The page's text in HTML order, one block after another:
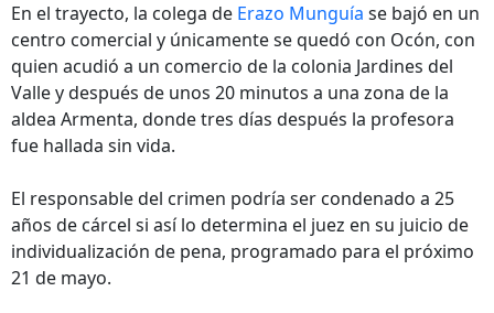
En el trayecto, la colega de Erazo Munguía se bajó en un
centro comercial y únicamente se quedó con Ocón, con
quien acudió a un comercio de la colonia Jardines del
Valle y después de unos 20 minutos a una zona de la
aldea Armenta, donde tres días después la profesora
fue hallada sin vida.
El responsable del crimen podría ser condenado a 25
años de cárcel si así lo determina el juez en su juicio de
individualización de pena, programado para el próximo
21 de mayo.